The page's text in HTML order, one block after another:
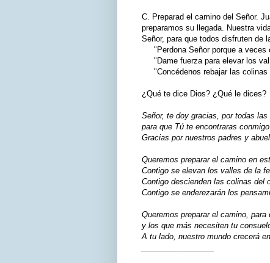
C. Preparad el camino del Señor.
preparamos su llegada. Nuestra
Señor, para que todos disfruten de
"Perdona Señor porque a veces
"Dame fuerza para elevar los
"Concédenos rebajar las colinas
¿Qué te dice Dios? ¿Qué le dices?
Señor, te doy gracias, por todas
para que Tú te encontraras
Gracias por nuestros padres y
Queremos preparar el camino en
Contigo se elevan los valles de la
Contigo descienden las colinas del
Contigo se enderezarán los
Queremos preparar el camino,
y los que más necesiten tu
A tu lado, nuestro mundo crecerá